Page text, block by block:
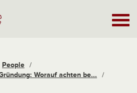
People /
Worauf achten be...
/